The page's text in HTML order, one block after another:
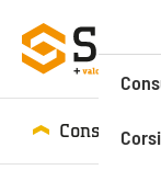
Consulenza